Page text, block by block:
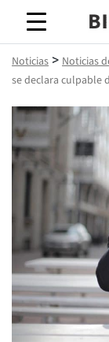
Noticias > Noticias
se declara culpable